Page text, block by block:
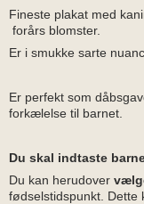
Fineste plakat med
forårs blomster.
Er i smukke sarte
Er perfekt som
forkælelse til barnet.
Du skal indtaste
Du kan herudover
fødselstidspunkt. Dette